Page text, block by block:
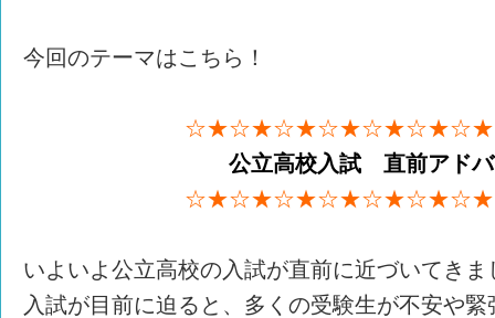
今回のテーマはこちら！
公立高校入試 直前アド
いよいよ公立高校の入試が直前に近づいてきま
入試が目前に迫ると、多くの受験生が不安や